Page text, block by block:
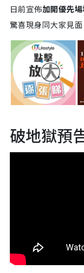
日前宣佈加開優先
驚喜現身同大家見面
破地獄預